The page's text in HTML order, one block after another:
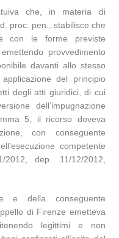
che, in materia di
proc. pen., stabilisce che
con le forme previste
provvedimento
davanti allo stesso
del principio
degli atti giuridici, di cui
dell’impugnazione
5, il ricorso doveva
con conseguente
competente
dep. 11/12/2012,
e della conseguente
di Firenze emetteva
legittimi e non